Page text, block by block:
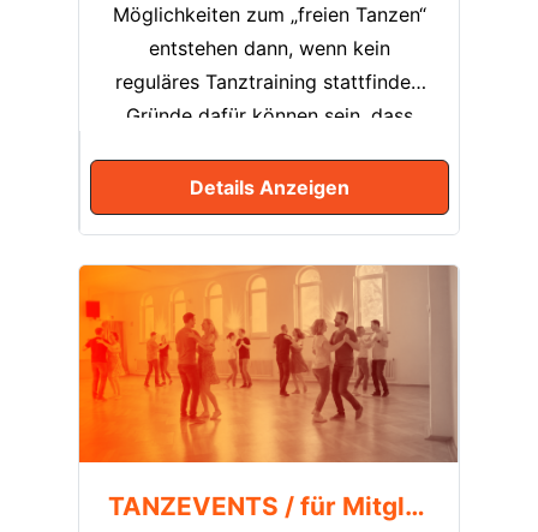
Möglichkeiten zum „freien Tanzen“
entstehen dann, wenn kein
reguläres Tanztraining stattfindet.
Gründe dafür können sein, dass
aus Krankheitsgründen nicht am
Tanztraining teilnehmen kann. Beim
Möglichkeit, die neuen Figuren und
Folgen aus dem regulären
Tanztraining nach eigenem Tempo
mit anderen Paaren zu üben und
sich darüber konstruktiv
auszutauschen. Die Organisation
übernehmen die einzelnen
Details Anzeigen
TANZEVENTS / für Mitglieder